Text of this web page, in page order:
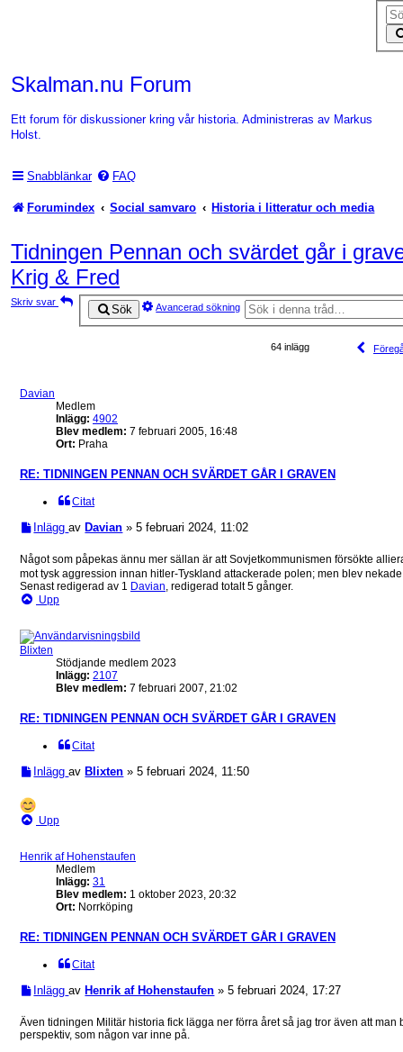
Skalman.nu Forum
Ett forum för diskussioner kring vår historia. Administreras av Markus
Holst.
Snabblänkar FAQ
Forumindex Social samvaro Historia i litteratur och media
Tidningen Pennan och svärdet går i
Krig & Fred
Skriv svar
Sök Avancerad sökning
64 inlägg
Davian
Medlem
Inlägg: 4902
Blev medlem: 7 februari 2005, 16:48
Ort: Praha
RE: TIDNINGEN PENNAN OCH SVÄRDET GÅR I GRAVEN
Citat
Inlägg av Davian »5 februari 2024, 11:02
Något som påpekas ännu mer sällan är att Sovjetkommunismen försökte
mot tysk aggression innan hitler-Tyskland attackerade polen; men blev
Senast redigerad av 1 Davian , redigerad totalt 5 gånger.
Upp
Blixten
Stödjande medlem 2023
Inlägg: 2107
Blev medlem: 7 februari 2007, 21:02
RE: TIDNINGEN PENNAN OCH SVÄRDET GÅR I GRAVEN
Citat
Inlägg av Blixten »5 februari 2024, 11:50
Upp
Henrik af Hohenstaufen
Medlem
Inlägg: 31
Blev medlem: 1 oktober 2023, 20:32
Ort: Norrköping
RE: TIDNINGEN PENNAN OCH SVÄRDET GÅR I GRAVEN
Citat
Inlägg avHenrik af Hohenstaufen »5 februari 2024, 17:27
Även tidningen Militär historia fick lägga ner förra året så jag tror även att man
perspektiv, som någon var inne på.